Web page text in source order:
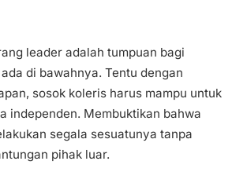
leader adalah tumpuan bagi
di bawahnya. Tentu dengan
sosok koleris harus mampu untuk
independen. Membuktikan bahwa
segala sesuatunya tanpa
pihak luar.